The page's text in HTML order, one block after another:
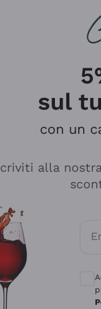
è male ma
sul
con un
alla